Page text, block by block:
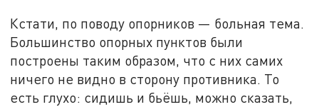
Кстати, по поводу опорников — больная тема.
Большинство опорных пунктов были
построены таким образом, что с них самих
ничего не видно в сторону противника. То
есть глухо: сидишь и бьёшь, можно сказать,